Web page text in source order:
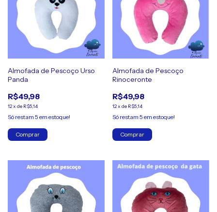
Almofada de Pescoço Urso
Panda
R$49,98
12x de R$5,14
Só restam 5 em estoque!
Almofada de Pescoço
Rinoceronte
R$49,98
12x de R$5,14
Só restam 5 em estoque!